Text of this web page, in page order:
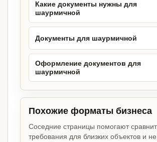
Какие документы нужны для
шаурмичной
Документы для шаурмичной
Оформление документов для
шаурмичной
Похожие форматы бизнеса
Соседние страницы помогают
требования для близких объектов и